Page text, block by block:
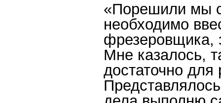
«Порешили мы
необходимо
фрезеровщика,
Мне казалось,
достаточно